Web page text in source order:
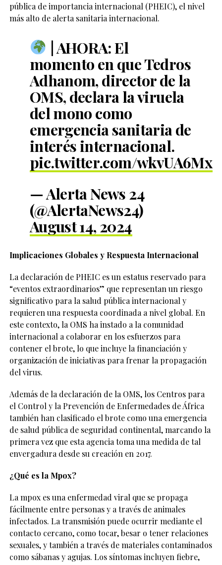
pública de importancia internacional (PHEIC), el nivel
más alto de alerta sanitaria internacional.
| AHORA: El
momento en que Tedros
Adhanom, director de la
OMS, declara la viruela
del mono como
emergencia sanitaria de
interés internacional.
pic.twitter.com/
— Alerta News 24
(@AlertaNews24)
August 14, 2024
Implicaciones Globales y Respuesta Internacional
La declaración de PHEIC es un estatus reservado para
“eventos extraordinarios” que representan un riesgo
significativo para la salud pública internacional y
requieren una respuesta coordinada a nivel global. En
este contexto, la OMS ha instado a la comunidad
internacional a colaborar en los esfuerzos para
contener el brote, lo que incluye la financiación y
organización de iniciativas para frenar la propagación
del virus.
Además de la declaración de la OMS, los Centros para
el Control y la Prevención de Enfermedades de África
también han clasificado el brote como una emergencia
de salud pública de seguridad continental, marcando la
primera vez que esta agencia toma una medida de tal
envergadura desde su creación en 2017.
¿Qué es la Mpox?
La mpox es una enfermedad viral que se propaga
fácilmente entre personas y a través de animales
infectados. La transmisión puede ocurrir mediante el
contacto cercano, como tocar, besar o tener relaciones
sexuales, y también a través de materiales contaminados
como sábanas y agujas. Los síntomas incluyen fiebre,